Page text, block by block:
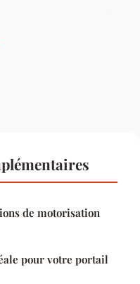
de motorisation
pour votre portail